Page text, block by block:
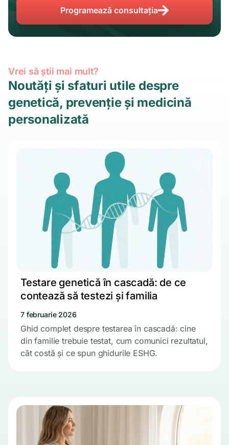
Programează consultația
Vrei să știi mai mult?
Noutăți și sfaturi utile despre
genetică, prevenție și medicină
personalizată
Testare genetică în cascadă: de ce
contează să testezi și familia
7 februarie 2026
Ghid complet despre testarea în cascadă: cine
din familie trebuie testat, cum comunici rezultatul,
cât costă și ce spun ghidurile ESHG.